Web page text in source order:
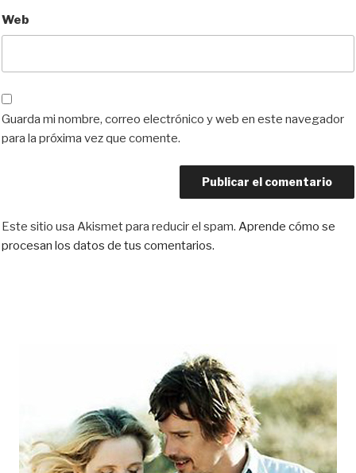
Web
Guarda mi nombre, correo electrónico y web en este navegador
para la próxima vez que comente.
Este sitio usa Akismet para reducir el spam. Aprende cómo se
procesan los datos de tus comentarios.